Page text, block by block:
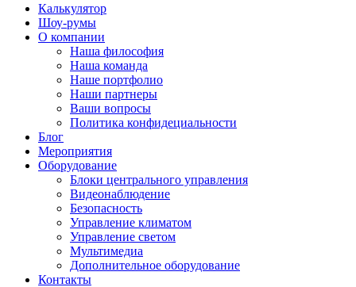
Калькулятор
Шоу-румы
О компании
Наша философия
Наша команда
Наше портфолио
Наши партнеры
Ваши вопросы
Политика конфидециальности
Блог
Мероприятия
Оборудование
Блоки центрального управления
Видеонаблюдение
Безопасность
Управление климатом
Управление светом
Мультимедиа
Дополнительное оборудование
Контакты